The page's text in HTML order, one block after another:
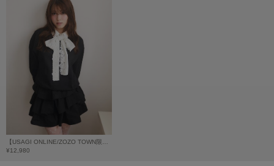
HUNTER
ハンター
HOKA ONEONE
ホカ オネオネ
KEEN
キーン
¥12,980